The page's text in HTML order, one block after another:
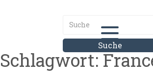
Schlagwort: